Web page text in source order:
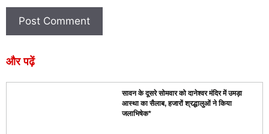
और पढ़ें
सावन के दूसरे सोमवार को दानेश्वर मंदिर में उमड़ा
आस्था का सैलाब, हजारों श्रद्धालुओं ने किया
जलाभिषेक*